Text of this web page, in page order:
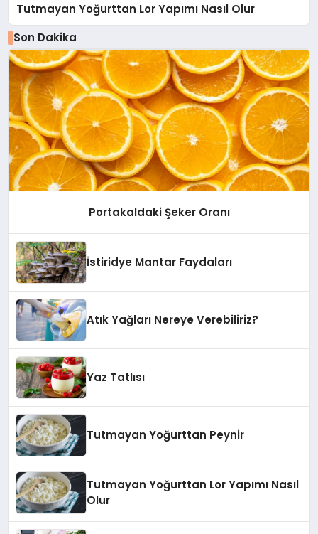
Tutmayan Yoğurttan Lor Yapımı Nasıl Olur
Son Dakika
Portakaldaki Şeker Oranı
İstiridye Mantar Faydaları
Atık Yağları Nereye Verebiliriz?
Yaz Tatlısı
Tutmayan Yoğurttan Peynir
Tutmayan Yoğurttan Lor Yapımı Nasıl
Olur